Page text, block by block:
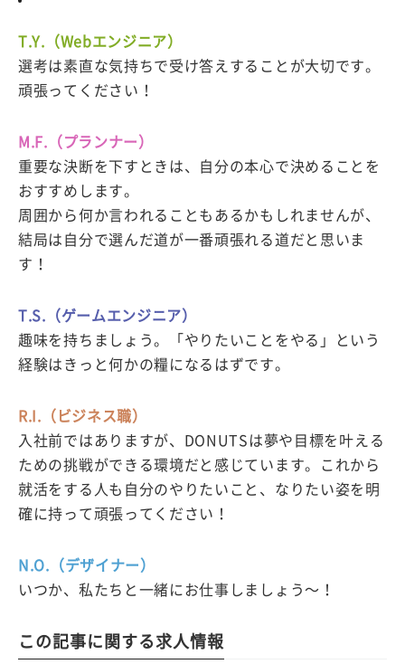
T.Y.（Webエンジニア）
選考は素直な気持ちで受け答えすることが大切です。
頑張ってください！
M.F.（プランナー）
重要な決断を下すときは、自分の本心で決めることを
おすすめします。
周囲から何か言われることもあるかもしれませんが、
結局は自分で選んだ道が一番頑張れる道だと思いま
す！
T.S.（ゲームエンジニア）
趣味を持ちましょう。「やりたいことをやる」という
経験はきっと何かの糧になるはずです。
R.I.（ビジネス職）
入社前ではありますが、DONUTSは夢や目標を叶える
ための挑戦ができる環境だと感じています。これから
就活をする人も自分のやりたいこと、なりたい姿を明
確に持って頑張ってください！
N.O.（デザイナー）
いつか、私たちと一緒にお仕事しましょう〜！
この記事に関する求人情報